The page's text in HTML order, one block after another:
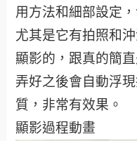
用方法和細部設定
尤其是它有拍照和
顯影的，跟真的簡
弄好之後會自動浮
質，非常有效果。
顯影過程動畫